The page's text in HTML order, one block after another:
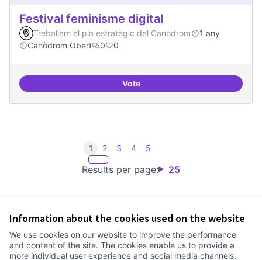
Information about the cookies used on the website
We use cookies on our website to improve the performance
and content of the site. The cookies enable us to provide a
more individual user experience and social media channels.
Festival feminisme digital
Treballem el pla estratègic del Canòdrom
1 any
Canòdrom Obert
0 0
VoteFestival feminisme digital
Results per page: 25
1 2 3 4 5
Cookie settings
Comunitat Canòdrom at Facebook
(External link)
Comunitat Canòdrom at Instagram
(External link)
Comunitat Canòdrom at YouTube
(External link)
English
Triar la llenguaElegir el idiomaChoose language